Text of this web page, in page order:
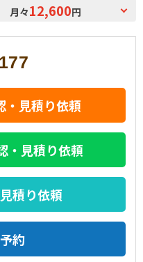
月々12,600円
・見積り依頼
・見積り依頼
積り依頼
約